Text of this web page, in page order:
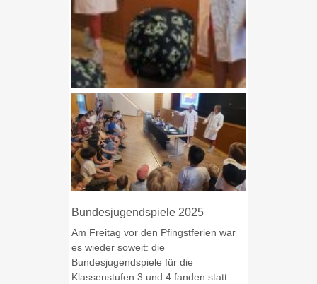
Bundesjugendspiele 2025
Am Freitag vor den Pfingstferien war
es wieder soweit: die
Bundesjugendspiele für die
Klassenstufen 3 und 4 fanden statt.